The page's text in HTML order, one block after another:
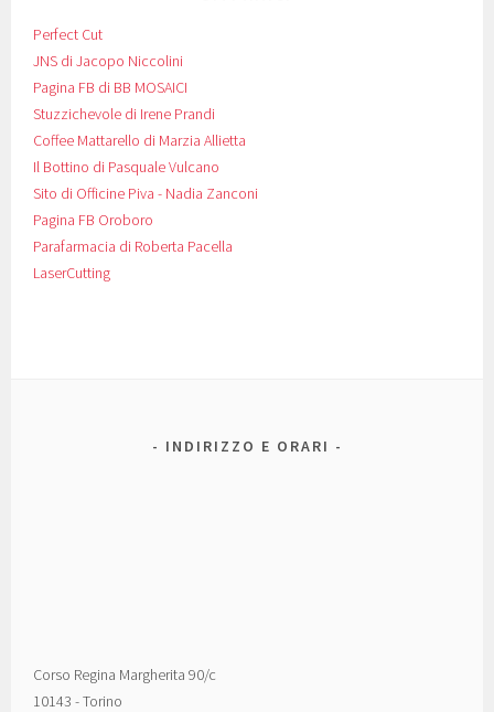
Perfect Cut
JNS di Jacopo Niccolini
Pagina FB di BB MOSAICI
Stuzzichevole di Irene Prandi
Coffee Mattarello di Marzia Allietta
Il Bottino di Pasquale Vulcano
Sito di Officine Piva - Nadia Zanconi
Pagina FB Oroboro
Parafarmacia di Roberta Pacella
LaserCutting
INDIRIZZO E ORARI
Corso Regina Margherita 90/c
10143 - Torino